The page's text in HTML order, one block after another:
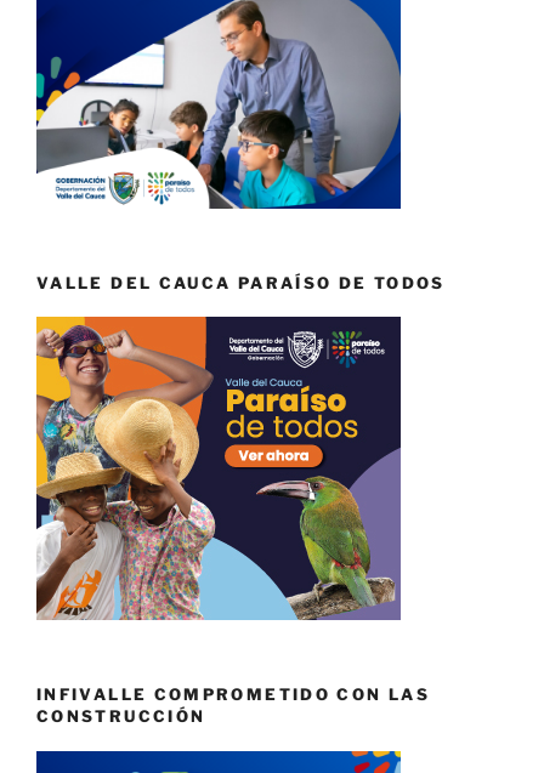
VALLE DEL CAUCA PARAÍSO DE TODOS
INFIVALLE COMPROMETIDO CON LAS
CONSTRUCCIÓN